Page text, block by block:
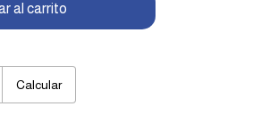
Calcular